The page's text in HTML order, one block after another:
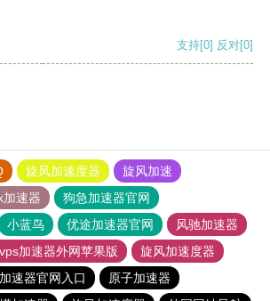
支持[0] 反对[0]
旋风加速度器
旋风加速
加速器
狗急加速器官网
小蓝鸟 优途加速器官网
风驰加速器
加速器外网苹果版
旋风加速度器
速器官网入口
原子加速器